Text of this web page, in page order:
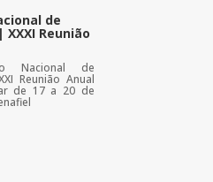
de
Reunião
Nacional de
Reunião Anual
de 17 a 20 de